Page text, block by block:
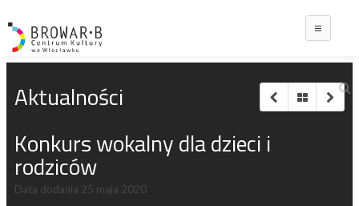
Aktualności
Konkurs wokalny dla dzieci i
rodziców
Data dodania 25 maja 2020